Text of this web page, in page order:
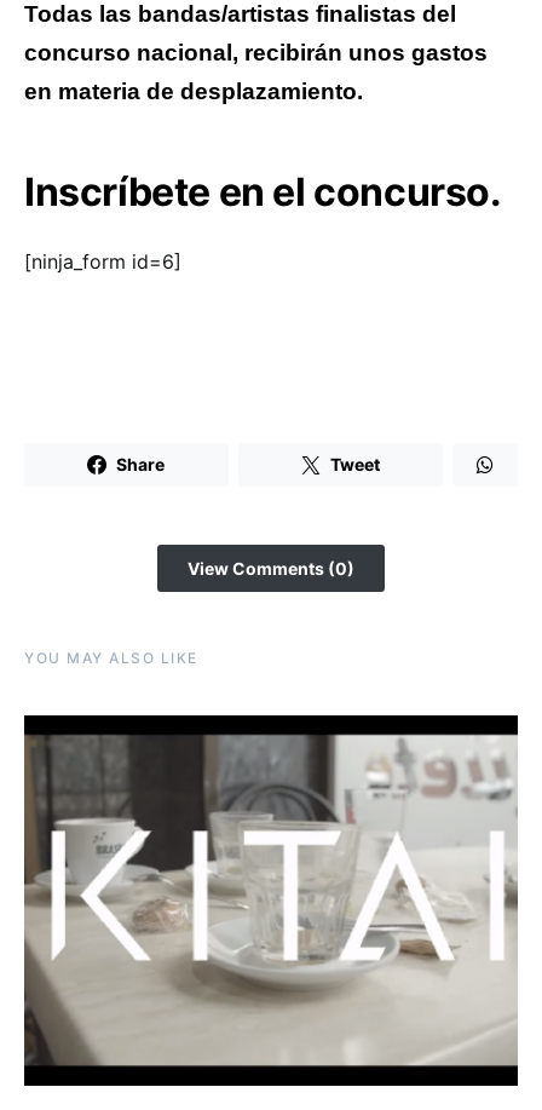
Todas las bandas/artistas finalistas del
concurso nacional, recibirán unos gastos
en materia de desplazamiento.
Inscríbete en el concurso.
[ninja_form id=6]
Share Tweet
View Comments (0)
YOU MAY ALSO LIKE